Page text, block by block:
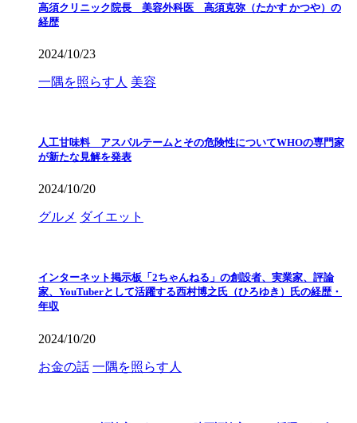
高須クリニック院長 美容外科医 高須克弥（たかす かつや）の
経歴
2024/10/23
一隅を照らす人 美容
人工甘味料 アスパルテームとその危険性についてWHOの専門家
が新たな見解を発表
2024/10/20
グルメ ダイエット
インターネット掲示板「2ちゃんねる」の創設者、実業家、評論
家、YouTuberとして活躍する西村博之氏（ひろゆき）氏の経歴・
年収
2024/10/20
お金の話 一隅を照らす人